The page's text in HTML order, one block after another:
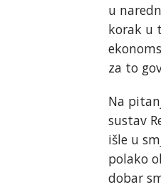
u
korak u
za to
Na
sustav
išle u
polako
dobar